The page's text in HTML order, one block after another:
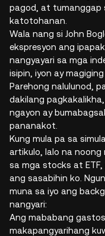
pagod, at tumanggap
katotohanan.
Wala nang si John
ekspresyon ang
nangyayari sa mga
isipin, iyon ay
Parehong nalulunod,
dakilang
ngayon ay
pananakot.
Kung mula pa sa
artikulo, lalo na
sa mga stocks at
ang sasabihin ko.
muna sa iyo ang
nangyari:
Ang mababang
makapangyarihang